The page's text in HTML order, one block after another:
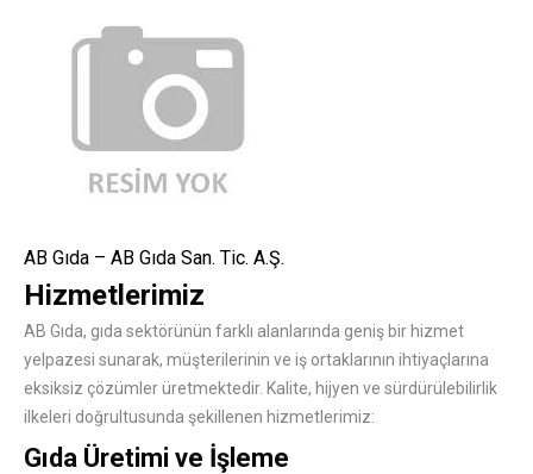
AB Gıda – AB Gıda San. Tic. A.Ş.
Hizmetlerimiz
AB Gıda, gıda sektörünün farklı alanlarında geniş bir hizmet
yelpazesi sunarak, müşterilerinin ve iş ortaklarının ihtiyaçlarına
eksiksiz çözümler üretmektedir. Kalite, hijyen ve sürdürülebilirlik
ilkeleri doğrultusunda şekillenen hizmetlerimiz:
Gıda Üretimi ve İşleme